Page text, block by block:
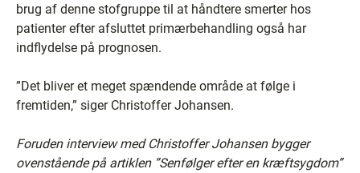
brug af denne stofgruppe til at håndtere smerter hos
patienter efter afsluttet primærbehandling også har
indflydelse på prognosen.
”Det bliver et meget spændende område at følge i
fremtiden,” siger Christoffer Johansen.
Foruden interview med Christoffer Johansen bygger
ovenstående på artiklen ”Senfølger efter en kræftsygdom”